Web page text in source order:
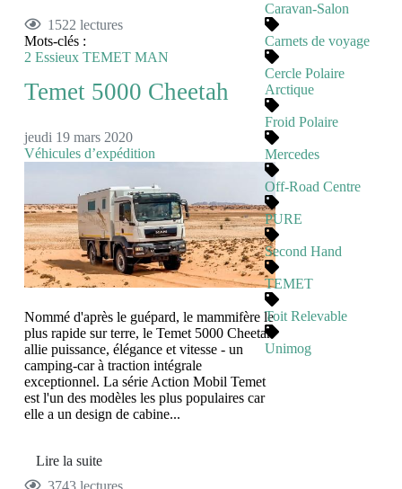
1522 lectures
Mots-clés :
2 Essieux TEMET MAN
Temet 5000 Cheetah
jeudi 19 mars 2020
Véhicules d’expédition
Nommé d'après le guépard, le mammifère le
plus rapide sur terre, le Temet 5000 Cheetah
allie puissance, élégance et vitesse - un
camping-car à traction intégrale
exceptionnel. La série Action Mobil Temet
est l'un des modèles les plus populaires car
elle a un design de cabine...
Lire la suite
3743 lectures
Caravan-Salon
Carnets de voyage
Cercle Polaire
Arctique
Froid Polaire
Mercedes
Off-Road Centre
PURE
Second Hand
TEMET
Toit Relevable
Unimog